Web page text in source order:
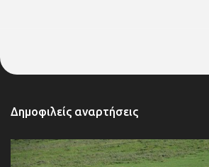
Δημοφιλείς αναρτήσεις